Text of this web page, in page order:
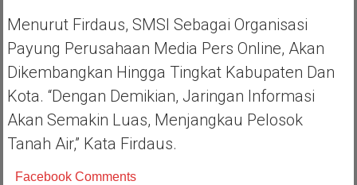
Menurut Firdaus, SMSI Sebagai Organisasi
Payung Perusahaan Media Pers Online, Akan
Dikembangkan Hingga Tingkat Kabupaten Dan
Kota. “Dengan Demikian, Jaringan Informasi
Akan Semakin Luas, Menjangkau Pelosok
Tanah Air,” Kata Firdaus.
Facebook Comments